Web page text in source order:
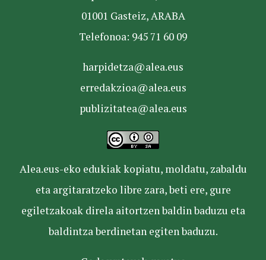
01001 Gasteiz, ARABA
Telefonoa: 945 71 60 09
harpidetza@alea.eus
erredakzioa@alea.eus
publizitatea@alea.eus
Alea.eus-eko edukiak kopiatu, moldatu, zabaldu
eta argitaratzeko libre zara, beti ere, gure
egiletzakoak direla aitortzen baldin baduzu eta
baldintza berdinetan egiten baduzu.